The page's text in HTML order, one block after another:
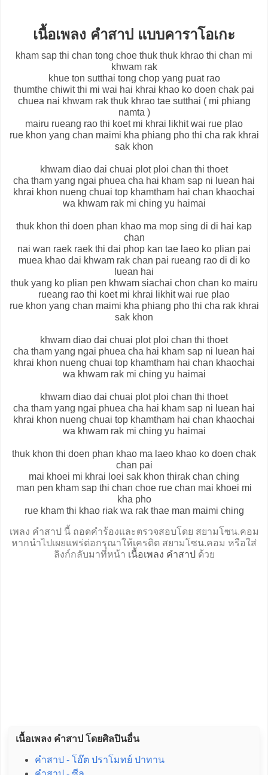
เนื้อเพลง คำสาป แบบคาราโอเกะ
kham sap thi chan tong choe thuk thuk khrao thi chan mi
khwam rak
khue ton sutthai tong chop yang puat rao
thumthe chiwit thi mi wai hai khrai khao ko doen chak pai
chuea nai khwam rak thuk khrao tae sutthai ( mi phiang
namta )
mairu rueang rao thi koet mi khrai likhit wai rue plao
rue khon yang chan maimi kha phiang pho thi cha rak khrai
sak khon
khwam diao dai chuai plot ploi chan thi thoet
cha tham yang ngai phuea cha hai kham sap ni luean hai
khrai khon nueng chuai top khamtham hai chan khaochai
wa khwam rak mi ching yu haimai
thuk khon thi doen phan khao ma mop sing di di hai kap
chan
nai wan raek raek thi dai phop kan tae laeo ko plian pai
muea khao dai khwam rak chan pai rueang rao di di ko
luean hai
thuk yang ko plian pen khwam siachai chon chan ko mairu
rueang rao thi koet mi khrai likhit wai rue plao
rue khon yang chan maimi kha phiang pho thi cha rak khrai
sak khon
khwam diao dai chuai plot ploi chan thi thoet
cha tham yang ngai phuea cha hai kham sap ni luean hai
khrai khon nueng chuai top khamtham hai chan khaochai
wa khwam rak mi ching yu haimai
khwam diao dai chuai plot ploi chan thi thoet
cha tham yang ngai phuea cha hai kham sap ni luean hai
khrai khon nueng chuai top khamtham hai chan khaochai
wa khwam rak mi ching yu haimai
thuk khon thi doen phan khao ma laeo khao ko doen chak
chan pai
mai khoei mi khrai loei sak khon thirak chan ching
man pen kham sap thi chan choe rue chan mai khoei mi
kha pho
rue kham thi khao riak wa rak thae man maimi ching
เพลง คำสาป นี้ ถอดคำร้องและตรวจสอบโดย สยามโซน.คอม
หากนำไปเผยแพร่ต่อกรุณาให้เครดิต สยามโซน.คอม หรือใส่
ลิงก์กลับมาที่หน้า เนื้อเพลง คำสาป ด้วย
เนื้อเพลง คำสาป โดยศิลปินอื่น
คำสาป - โอ๊ต ปราโมทย์ ปาทาน